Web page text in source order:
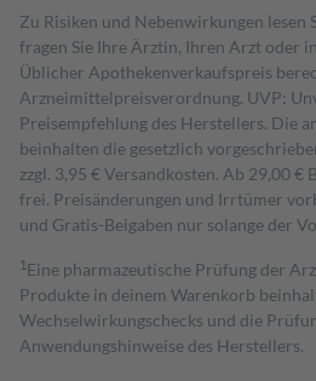
Zu Risiken und Nebenwirkungen lesen
fragen Sie Ihre Ärztin, Ihren Arzt oder
Üblicher Apothekenverkaufspreis
Arzneimittelpreisverordnung. UVP:
Preisempfehlung des Herstellers. Die
beinhalten die gesetzlich
zzgl. 3,95 € Versandkosten. Ab 29,00
frei. Preisänderungen und Irrtümer
und Gratis-Beigaben nur solange der
1 Eine pharmazeutische Prüfung der
Produkte in deinem Warenkorb
Wechselwirkungschecks und die
Anwendungshinweise des Herstellers.